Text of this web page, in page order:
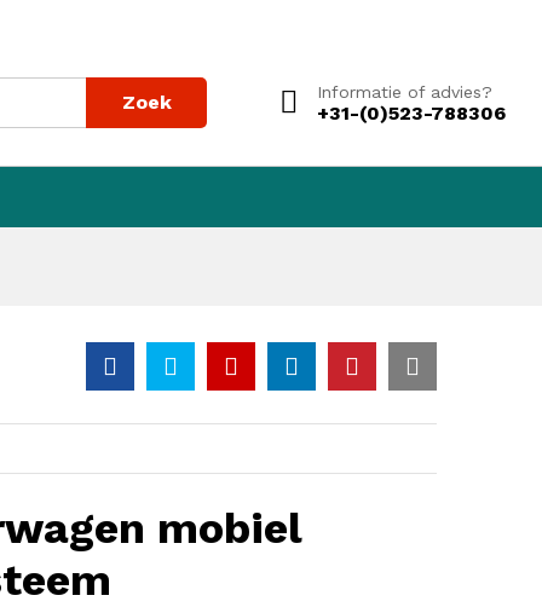
Zoek Informatie of advies?
+31-(0)523-788306
mobiel